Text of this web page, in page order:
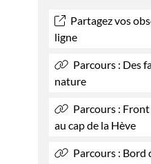
Partagez vos
ligne
Parcours : Des
nature
Parcours :
au cap de la Hève
Parcours : Bord